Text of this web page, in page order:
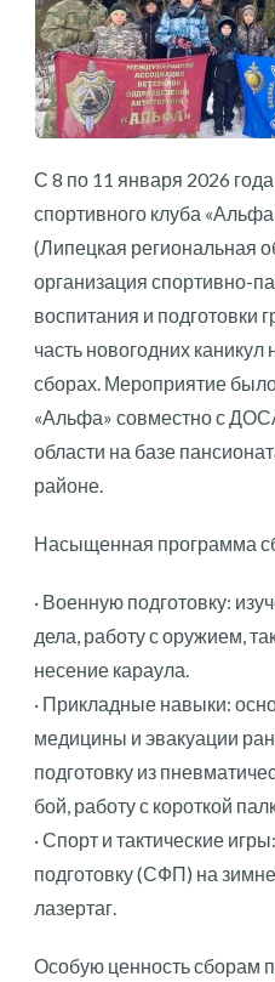
С 8 по 11 января 2026
спортивного клуба
(Липецкая региональная
организация спортивно-
воспитания и подготовки
часть новогодних
сборах. Мероприятие
«Альфа» совместно с
области на базе
районе.
Насыщенная программа
· Военную подготовку:
дела, работу с оружием,
несение караула.
· Прикладные навыки:
медицины и эвакуации
подготовку из
бой, работу с короткой
· Спорт и тактические
подготовку (СФП) на
лазертаг.
Особую ценность сборам